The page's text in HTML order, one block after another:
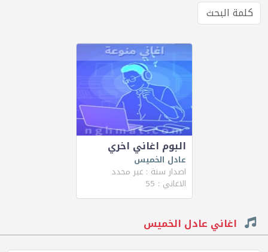
البوم اغاني اخري
عادل الخميس
اصدار سنة : غير محدد
الاغاني : 55
اغاني عادل الخميس